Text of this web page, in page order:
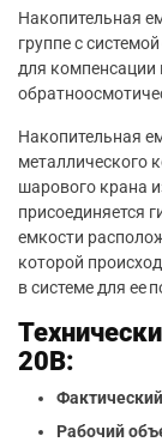
Накопительная
группе с
для компенсации
Накопительная
металлического
шарового крана
присоединяется
емкости
которой
в системе для ее
20B:
Рабочий